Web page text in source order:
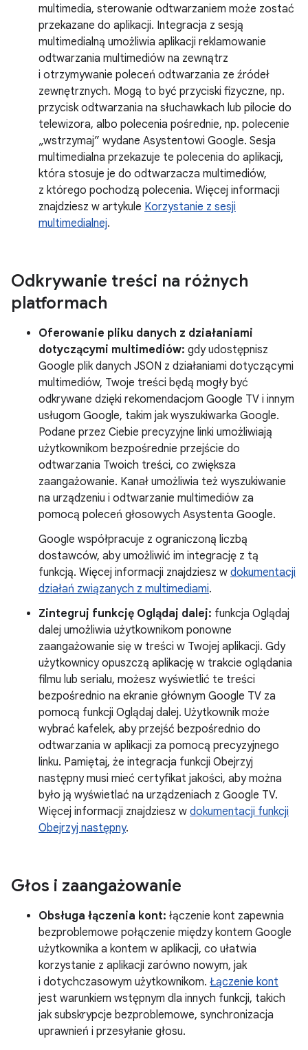
multimedia, sterowanie odtwarzaniem może zostać
przekazane do aplikacji. Integracja z sesją
multimedialną umożliwia aplikacji reklamowanie
odtwarzania multimediów na zewnątrz
i otrzymywanie poleceń odtwarzania ze źródeł
zewnętrznych. Mogą to być przyciski fizyczne, np.
przycisk odtwarzania na słuchawkach lub pilocie do
telewizora, albo polecenia pośrednie, np. polecenie
„wstrzymaj” wydane Asystentowi Google. Sesja
multimedialna przekazuje te polecenia do aplikacji,
która stosuje je do odtwarzacza multimediów,
z którego pochodzą polecenia. Więcej informacji
znajdziesz w artykule Korzystanie z sesji
multimedialnej.
Odkrywanie treści na różnych
platformach
Oferowanie pliku danych z działaniami
dotyczącymi multimediów: gdy udostępnisz
Google plik danych JSON z działaniami dotyczącymi
multimediów, Twoje treści będą mogły być
odkrywane dzięki rekomendacjom Google TV i innym
usługom Google, takim jak wyszukiwarka Google.
Podane przez Ciebie precyzyjne linki umożliwiają
użytkownikom bezpośrednie przejście do
odtwarzania Twoich treści, co zwiększa
zaangażowanie. Kanał umożliwia też wyszukiwanie
na urządzeniu i odtwarzanie multimediów za
pomocą poleceń głosowych Asystenta Google.
Google współpracuje z ograniczoną liczbą
dostawców, aby umożliwić im integrację z tą
funkcją. Więcej informacji znajdziesz w dokumentacji
działań związanych z multimediami.
Zintegruj funkcję Oglądaj dalej: funkcja Oglądaj
dalej umożliwia użytkownikom ponowne
zaangażowanie się w treści w Twojej aplikacji. Gdy
użytkownicy opuszczą aplikację w trakcie oglądania
filmu lub serialu, możesz wyświetlić te treści
bezpośrednio na ekranie głównym Google TV za
pomocą funkcji Oglądaj dalej. Użytkownik może
wybrać kafelek, aby przejść bezpośrednio do
odtwarzania w aplikacji za pomocą precyzyjnego
linku. Pamiętaj, że integracja funkcji Obejrzyj
następny musi mieć certyfikat jakości, aby można
było ją wyświetlać na urządzeniach z Google TV.
Więcej informacji znajdziesz w dokumentacji funkcji
Obejrzyj następny.
Głos i zaangażowanie
Obsługa łączenia kont: łączenie kont zapewnia
bezproblemowe połączenie między kontem Google
użytkownika a kontem w aplikacji, co ułatwia
korzystanie z aplikacji zarówno nowym, jak
i dotychczasowym użytkownikom. Łączenie kont
jest warunkiem wstępnym dla innych funkcji, takich
jak subskrypcje bezproblemowe, synchronizacja
uprawnień i przesyłanie głosu.